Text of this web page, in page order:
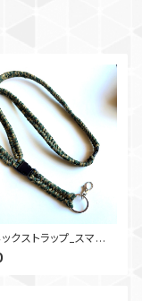
クストラップ_スマホ
2Buckle_カモ180